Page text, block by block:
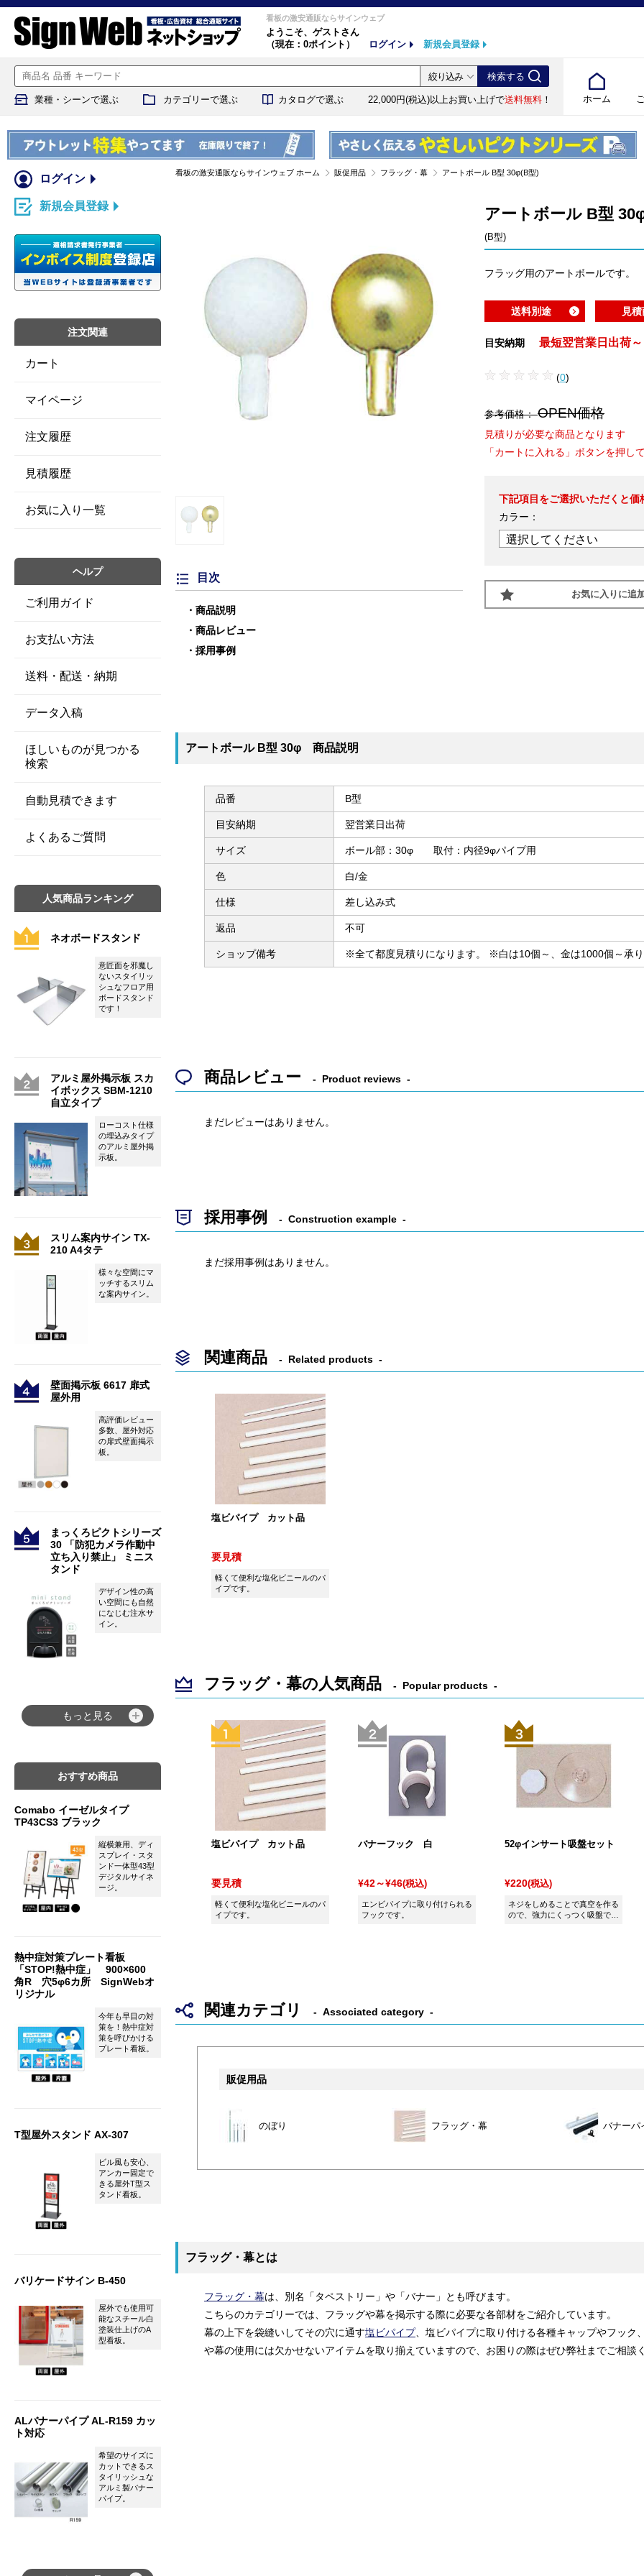
看板の激安通販ならサインウェブ
ようこそ、 ゲストさん
（現在：0ポイント）
ログイン 新規会員登録
ホーム
業種・シーンで選ぶ カテゴリーで選ぶ カタログで選ぶ 22,000円(税込)以上お買い上げで送料無料 ！
看板の激安通販ならサインウェブ ホーム 販促用品 フラッグ・幕 アートボール B型 30φ(B型)
目次
商品説明
商品レビュー
採用事例
アートボール B型
(B型)
フラッグ用のアートボールです。
送料別途 見
目安納期 最短翌営業日出荷～
(0)
参考価格：OPEN価格
見積りが必要な商品となります
「カートに入れる」ボタンを押し
下記項目をご選択いただくと
カラー：
お気に入りに追
アートボール B型 30φ 商品説明
品番 B型
目安納期 翌営業日出荷
サイズ ボール部：30φ 取付：内径9φパイプ用
色 白/金
仕様 差し込み式
返品 不可
ショップ備考 ※全て都度見積りになります。 ※白は10個～、金は1000個～承
商品レビュー Product reviews
まだレビューはありません。
採用事例 Construction example
まだ採用事例はありません。
関連商品 Related products
塩ビパイプ カット品
要見積
軽くて便利な塩化ビニールのパ
イプです。
フラッグ・幕の人気商品 Popular products
塩ビパイプ カット品
要見積
軽くて便利な塩化ビニールのパ
イプです。
バナーフック 白
¥42～¥46(税込)
エンビパイプに取り付けられる
フックです。
52φインサート吸盤セット
¥220(税込)
ネジをしめることで真空を作る
ので、強力にくっつく吸盤で
関連カテゴリ Associated category
販促用品
のぼり フラッグ・幕 バナーパ
フラッグ・幕とは
フラッグ・幕は、別名「タペストリー」や「バナー」とも呼びます。
こちらのカテゴリーでは、フラッグや幕を掲示する際に必要な各部材をご紹介しています。
幕の上下を袋縫いしてその穴に通す塩ビパイプ、塩ビパイプに取り付ける各種キャップやフック
や幕の使用には欠かせないアイテムを取り揃えていますので、お困りの際はぜひ弊社までご相談
ログイン
新規会員登録
注文関連
カート
マイページ
注文履歴
見積履歴
お気に入り一覧
ヘルプ
ご利用ガイド
お支払い方法
送料・配送・納期
データ入稿
ほしいものが見つかる
検索
自動見積できます
よくあるご質問
人気商品ランキング
ネオボードスタンド
意匠面を邪魔し
ないスタイリッ
シュなフロア用
ボードスタンド
です！
アルミ屋外掲示板 スカ
イボックス SBM-1210
自立タイプ
ローコスト仕様
の埋込みタイプ
のアルミ屋外掲
示板。
スリム案内サイン TX-
210 A4タテ
様々な空間にマ
ッチするスリム
な案内サイン。
壁面掲示板 6617 扉式
屋外用
高評価レビュー
多数、屋外対応
の扉式壁面掲示
板。
まっくろピクトシリーズ
30 「防犯カメラ作動中
立ち入り禁止」 ミニス
タンド
デザイン性の高
い空間にも自然
になじむ注水サ
イン。
もっと見る
おすすめ商品
Comabo イーゼルタイプ
TP43CS3 ブラック
縦横兼用、ディ
スプレイ・スタ
ンド一体型43型
デジタルサイネ
ージ。
熱中症対策プレート看板
「STOP!熱中症」 900×600
角R 穴5φ6カ所 SignWebオ
リジナル
今年も早目の対
策を！熱中症対
策を呼びかける
プレート看板。
T型屋外スタンド AX-307
ビル風も安心、
アンカー固定で
きる屋外T型ス
タンド看板。
バリケードサイン B-450
屋外でも使用可
能なスチール白
塗装仕上げのA
型看板。
ALバナーパイプ AL-R159 カッ
ト対応
希望のサイズに
カットできるス
タイリッシュな
アルミ製バナー
パイプ。